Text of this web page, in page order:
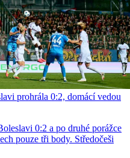
prohrála 0:2, domácí vedou
0:2 a po druhé porážce
pouze tři body. Středočeši